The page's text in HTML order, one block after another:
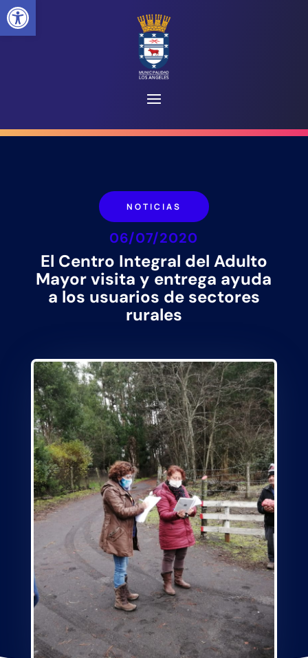
NOTICIAS
06/07/2020
El Centro Integral del Adulto
Mayor visita y entrega ayuda
a los usuarios de sectores
rurales